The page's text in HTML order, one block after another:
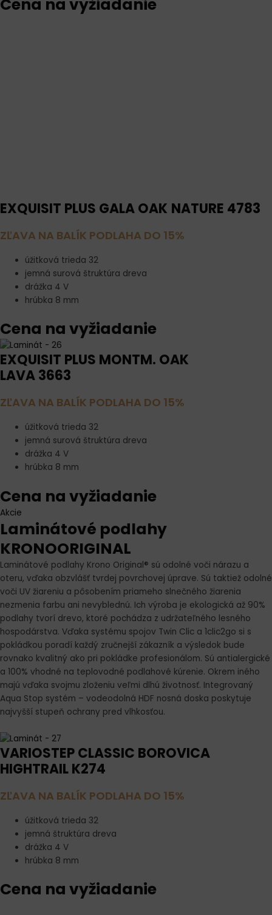
Cena na vyžiadanie
EXQUISIT PLUS GALA OAK NATURE 4783
ZĽAVA NA BALÍK PODLAHA DO 15%
úžitková trieda 32
jemná surová štruktúra dreva
drážka 4 V
hrúbka 8 mm
Cena na vyžiadanie
EXQUISIT PLUS MONTM. OAK
LAVA 3663
ZĽAVA NA BALÍK PODLAHA DO 15%
úžitková trieda 32
jemná surová štruktúra dreva
drážka 4 V
hrúbka 8 mm
Cena na vyžiadanie
Akcie
Laminátové podlahy
KRONOORIGINAL
Laminátové podlahy Krono Original® sú odolné voči nárazu a
oteru, vďaka obzvlášť tvrdej povrchovej úprave. Sú taktiež odolné
voči UV žiareniu a pôsobením priameho slnečného žiarenia
nezmenia farbu ani nevyblednú. Ich výroba je ekologická až 90%
podlahy tvorí drevo, ktoré pochádza z udržateľného lesného
hospodárstva. Vďaka systému spojov Twin Clic a 1clic2go si s
pokládkou poradí každý zručnejší zákazník a výsledok bude
rovnako kvalitný ako pri pokládke profesionálom. Sú antialergické
a 100% vhodné na teplovodné podlahové kúrenie. Okrem iného
majú vďaka svojmu zloženiu veľmi dlhú životnosť. Integrovaný
Aqua Stop systém – vodeodolná HDF nosná doska poskytuje
najvyšší stupeň ochrany pred vlhkosťou.
VARIOSTEP CLASSIC BOROVICA
HIGHTRAIL K274
ZĽAVA NA BALÍK PODLAHA DO 15%
úžitková trieda 32
jemná štruktúra dreva
drážka 4 V
hrúbka 8 mm
Cena na vyžiadanie